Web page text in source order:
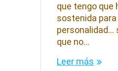
que tengo que
sostenida para
personalidad…
que no…
Leer más